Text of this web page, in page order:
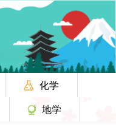
化学
地学